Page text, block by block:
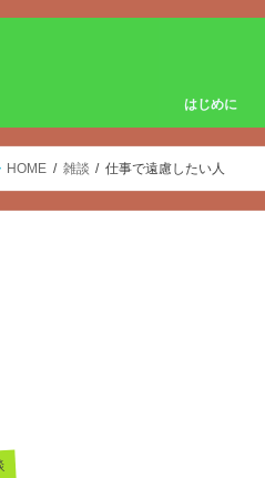
はじめに
HOME 雑談 仕事で遠慮したい人